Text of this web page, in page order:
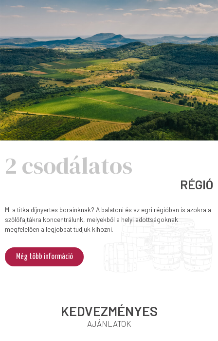
2 csodálatos
RÉGIÓ
Mi a titka díjnyertes borainknak? A balatoni és az egri régióban is azokra a
szőlőfajtákra koncentrálunk, melyekből a helyi adottságoknak
megfelelően a legjobbat tudjuk kihozni.
Még több információ
KEDVEZMÉNYES
AJÁNLATOK